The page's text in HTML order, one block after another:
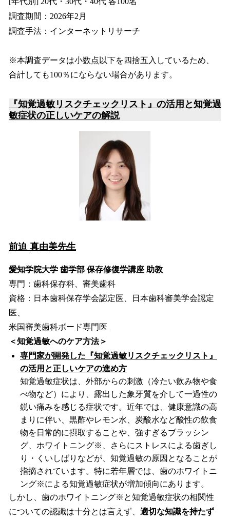
調査期間：2026年2月
調査手法：インターネットリサーチ
※本調査データは小数点以下を四捨五入しているため、
合計しても100％にならない場合があります。
『知覚過敏リスクチェックリスト』の活用と知覚過
敏症状の正しいケアの解説
前迫 真由美先生
愛知学院大学 歯学部 保存修復学講座 助教
専門：歯科保存科、審美歯科
資格：日本歯科保存学会認定医、日本歯科審美学会認定
医、
米国審美歯科ボード専門医
＜知覚過敏へのケア方法＞
専門家が開発した『知覚過敏リスクチェックリスト』
の活用と正しいケアの進め方
知覚過敏症状は、外部からの刺激（冷たい飲み物や食
べ物など）により、露出した象牙質を介して一過性の
鋭い痛みを感じる症状です。近年では、健康意識の高
まりに伴い、黒酢やレモン水、炭酸水など酸性の飲食
物を日常的に摂取することや、強すぎるブラッシン
グ、ホワイトニング※、さらにストレスによる歯ぎし
り・くいしばりなどが、知覚過敏の原因となることが
指摘されています。特に若年層では、歯のホワイトニ
ング※による知覚過敏症状が増加傾向にあります。
しかし、歯のホワイトニング※と知覚過敏症状の相関性
についての認識は十分とは言えず、 適切な知識を持たず